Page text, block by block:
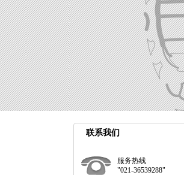
联系我们
服务热线
"021-36539288"